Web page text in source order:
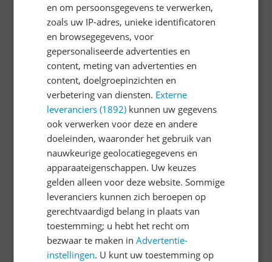
Vermogen
1.400 W
Diameter zaagblad
150 tot 200 mm
Werkt op
Netstroom
Aandrijving
3165140469678
en om persoonsgegevens te verwerken,
zoals uw IP-adres, unieke identificatoren
en browsegegevens, voor
gepersonaliseerde advertenties en
content, meting van advertenties en
content, doelgroepinzichten en
verbetering van diensten. Externe
leveranciers (1892) kunnen uw gegevens
ook verwerken voor deze en andere
doeleinden, waaronder het gebruik van
nauwkeurige geolocatiegegevens en
apparaateigenschappen. Uw keuzes
gelden alleen voor deze website. Sommige
leveranciers kunnen zich beroepen op
gerechtvaardigd belang in plaats van
toestemming; u hebt het recht om
bezwaar te maken inAdvertentie-
instellingen. U kunt uw toestemming op